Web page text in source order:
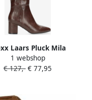
Laars Pluck Mila
Cognac Dames
1 webshop
€ 127,- € 77,95